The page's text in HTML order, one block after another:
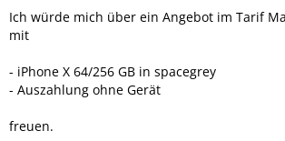
Ich würde mich über ein Angebot im Tarif
mit
- iPhone X 64/256 GB in spacegrey
- Auszahlung ohne Gerät
freuen.